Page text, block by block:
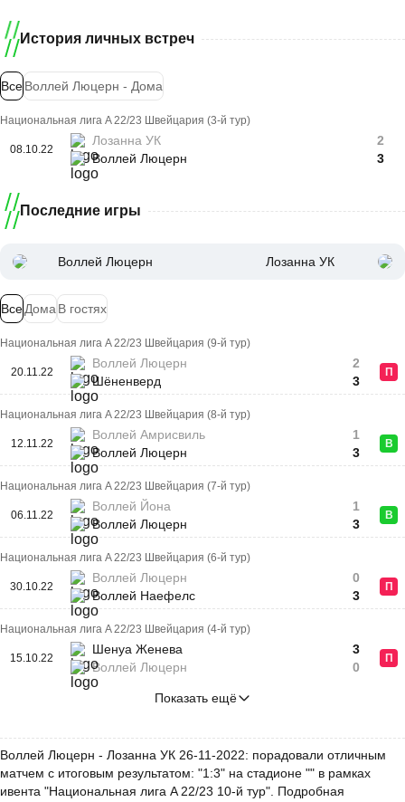
История личных встреч
ВсеВоллей Люцерн - Дома
Национальная лига A 22/23 Швейцария (3-й тур)
08.10.22
Лозанна УК
Воллей Люцерн
2
3
Последние игры
Воллей Люцерн Лозанна УК
ВсеДома В гостях
Национальная лига A 22/23 Швейцария (9-й тур)
20.11.22
Воллей Люцерн
Шёненверд
2
3
П
Национальная лига A 22/23 Швейцария (8-й тур)
12.11.22
Воллей Амрисвиль
Воллей Люцерн
1
3
В
Национальная лига A 22/23 Швейцария (7-й тур)
06.11.22
Воллей Йона
Воллей Люцерн
1
3
В
Национальная лига A 22/23 Швейцария (6-й тур)
30.10.22
Воллей Люцерн
Воллей Наефелс
0
3
П
Национальная лига A 22/23 Швейцария (4-й тур)
15.10.22
Шенуа Женева
Воллей Люцерн
3
0
П
Показать ещё
Воллей Люцерн - Лозанна УК 26-11-2022: порадовали отличным
матчем с итоговым результатом: "1:3" на стадионе "" в рамках
ивента "Национальная лига A 22/23 10-й тур". Подробная